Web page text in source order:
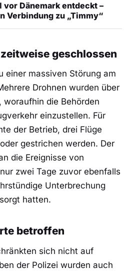
vor Dänemark entdeckt –
Verbindung zu „Timmy“
geschlossen
einer massiven Störung am
Drohnen wurden über
die Behörden
einzustellen. Für
der Betrieb, drei Flüge
gestrichen werden. Der
die Ereignisse von
zwei Tage zuvor ebenfalls
Unterbrechung
hatten.
betroffen
sich nicht auf
der Polizei wurden auch